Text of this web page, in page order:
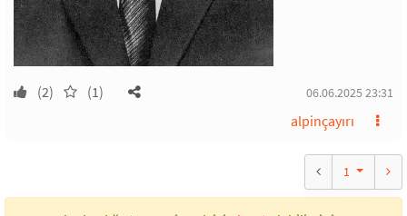
(2) (1) 06.06.2025 23:31
alpinçayırı
1